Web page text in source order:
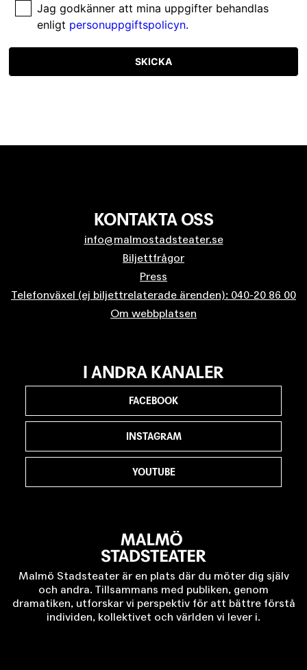
Jag godkänner att mina uppgifter behandlas
enligt personuppgiftspolicyn.
SKICKA
KONTAKTA OSS
info@malmostadsteater.se
Biljettfrågor
Press
Telefonväxel (ej biljettrelaterade ärenden): 040-20 86 00
Om webbplatsen
Malmö Stadsteater är en plats där du möter dig själv
och andra. Tillsammans med publiken, genom
dramatiken, utforskar vi perspektiv för att bättre förstå
individen, kollektivet och världen vi lever i.
I ANDRA KANALER
FACEBOOK
INSTAGRAM
YOUTUBE